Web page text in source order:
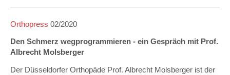
Orthopress 02/2020
Den Schmerz wegprogrammieren - ein Gespräch mit Prof.
Albrecht Molsberger
Der Düsseldorfer Orthopäde Prof. Albrecht Molsberger ist der